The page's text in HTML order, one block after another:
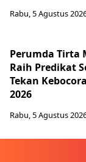
Rabu, 5 Agustus
Perumda Tirta
Raih Predikat
Tekan
2026
Rabu, 5 Agustus